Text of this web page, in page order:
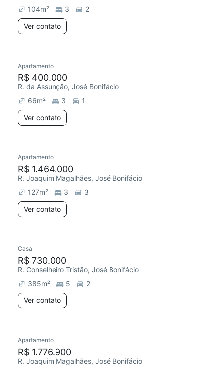
104m² 3
2
Ver contato
Apartamento
R$ 400.000
R. da Assunção, José Bonifácio
66m² 3
1
Ver contato
Apartamento
R$ 1.464.000
R. Joaquim Magalhães, José Bonifácio
127m² 3
3
Ver contato
Casa
R$ 730.000
R. Conselheiro Tristão, José Bonifácio
385m² 5
2
Ver contato
Apartamento
R$ 1.776.900
R. Joaquim Magalhães, José Bonifácio